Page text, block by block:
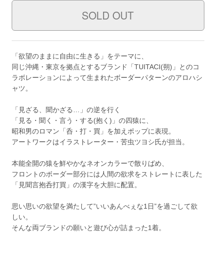
「欲望のままに自由に生きる」をテーマに、
同じ沖縄・東京を拠点とするブランド「TUITACI(朔)」とのコ
ラボレーションによって生まれたボーダーパターンのアロハシ
ャツ。
「見ざる、聞かざる…」の逆を行く
「見る・聞く・言う・する(抱く)」の四猿に、
昭和男のロマン「呑・打・買」を加えポップに表現。
アートワークはイラストレーター・苦虫ツヨシ氏が担当。
本能全開の猿を鮮やかなネオンカラーで散りばめ、
フロントのボーダー部分には人間の欲求をストレートに表した
「見聞言抱呑打買」の漢字を大胆に配置。
思い思いの欲望を満たして”いいあんべぇな1日”を過ごして欲
しい。
そんな両ブランドの願いと遊び心が詰まった1着。